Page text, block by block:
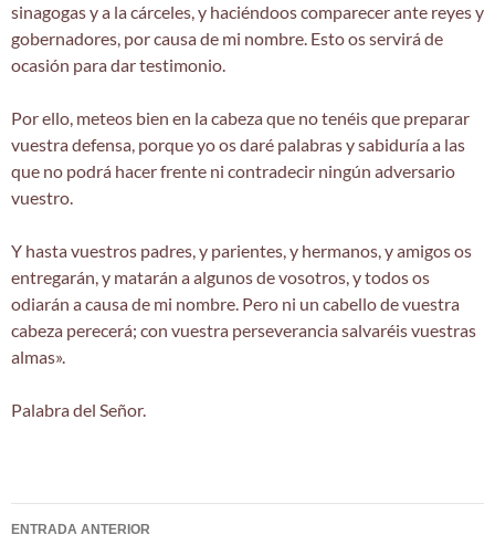
sinagogas y a la cárceles, y haciéndoos comparecer ante reyes y
gobernadores, por causa de mi nombre. Esto os servirá de
ocasión para dar testimonio.
Por ello, meteos bien en la cabeza que no tenéis que preparar
vuestra defensa, porque yo os daré palabras y sabiduría a las
que no podrá hacer frente ni contradecir ningún adversario
vuestro.
Y hasta vuestros padres, y parientes, y hermanos, y amigos os
entregarán, y matarán a algunos de vosotros, y todos os
odiarán a causa de mi nombre. Pero ni un cabello de vuestra
cabeza perecerá; con vuestra perseverancia salvaréis vuestras
almas».
Palabra del Señor.
Navegación
ENTRADA ANTERIOR